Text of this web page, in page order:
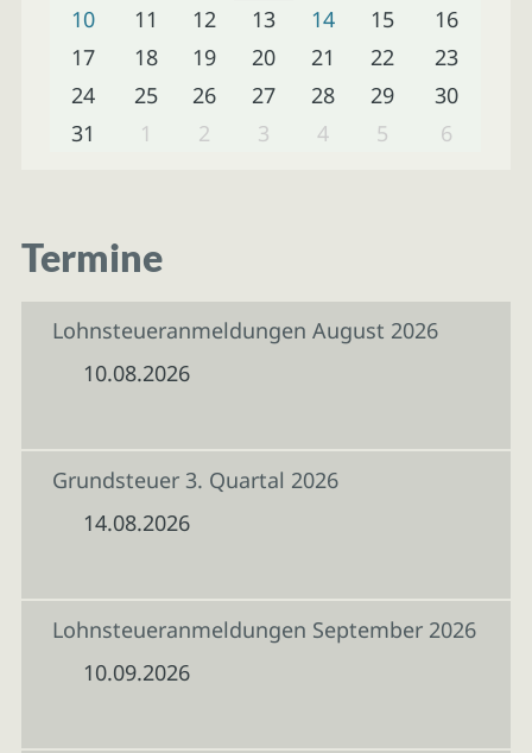
10
11 12 13 14 15
16
17
18 19 20 21 22
23
24
25 26 27 28 29
30
31
1 2 3 4 5 6
Termine
Lohnsteueranmeldungen August 2026
10.08.2026
Grundsteuer 3. Quartal 2026
14.08.2026
Lohnsteueranmeldungen September 2026
10.09.2026